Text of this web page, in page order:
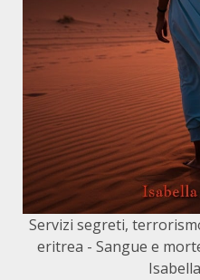
Servizi segreti,
eritrea - Sangue e